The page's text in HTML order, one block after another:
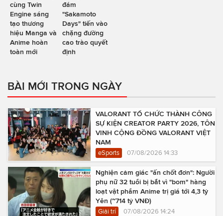
cùng Twin
Engine sáng
tạo thương
hiệu Manga và
Anime hoàn
toàn mới
đám
"Sakamoto
Days" tiến vào
chặng đường
cao trào quyết
định
BÀI MỚI TRONG NGÀY
VALORANT TỔ CHỨC THÀNH CÔNG
SỰ KIỆN CREATOR PARTY 2026, TÔN
VINH CỘNG ĐỒNG VALORANT VIỆT
NAM
eSports 07/08/2026 14:33
Nghiện cảm giác "ấn chốt đơn": Người
phụ nữ 32 tuổi bị bắt vì "bom" hàng
loạt vật phẩm Anime trị giá tới 4,3 tỷ
Yên (~714 tỷ VNĐ)
Giải trí 07/08/2026 14:24